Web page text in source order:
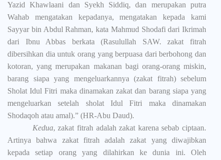
Yazid Khawlaani dan Syekh Siddiq, dan merupakan putra
Wahab mengatakan kepadanya, mengatakan kepada kami
Sayyar bin Abdul Rahman, kata Mahmud Shodafi dari Ikrimah
dari Ibnu Abbas berkata (Rasulullah SAW. zakat fitrah
dibersihkan dia untuk orang yang berpuasa dari berbohong dan
kotoran, yang merupakan makanan bagi orang-orang miskin,
barang siapa yang mengeluarkannya (zakat fitrah) sebelum
Sholat Idul Fitri maka dinamakan zakat dan barang siapa yang
mengeluarkan setelah sholat Idul Fitri maka dinamakan
Shodaqoh atau amal).” (HR-Abu Daud).
Kedua, zakat fitrah adalah zakat karena sebab ciptaan.
Artinya bahwa zakat fitrah adalah zakat yang diwajibkan
kepada setiap orang yang dilahirkan ke dunia ini. Oleh